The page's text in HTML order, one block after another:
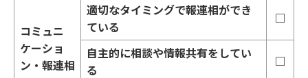
コミュニ
ケーショ
ン・報連相
適切なタイミングで報連相ができ
ている
□
自主的に相談や情報共有をしてい
る
□